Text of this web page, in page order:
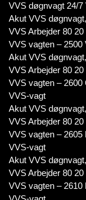
VVS døgnvagt 24/7
Akut VVS
VVS Arbejder 80 20
VVS vagten – 2500
Akut VVS
VVS Arbejder 80 20
VVS vagten –
VVS-vagt
Akut VVS
VVS Arbejder 80 20
VVS vagten –
VVS-vagt
Akut VVS
VVS Arbejder 80 20
VVS vagten –